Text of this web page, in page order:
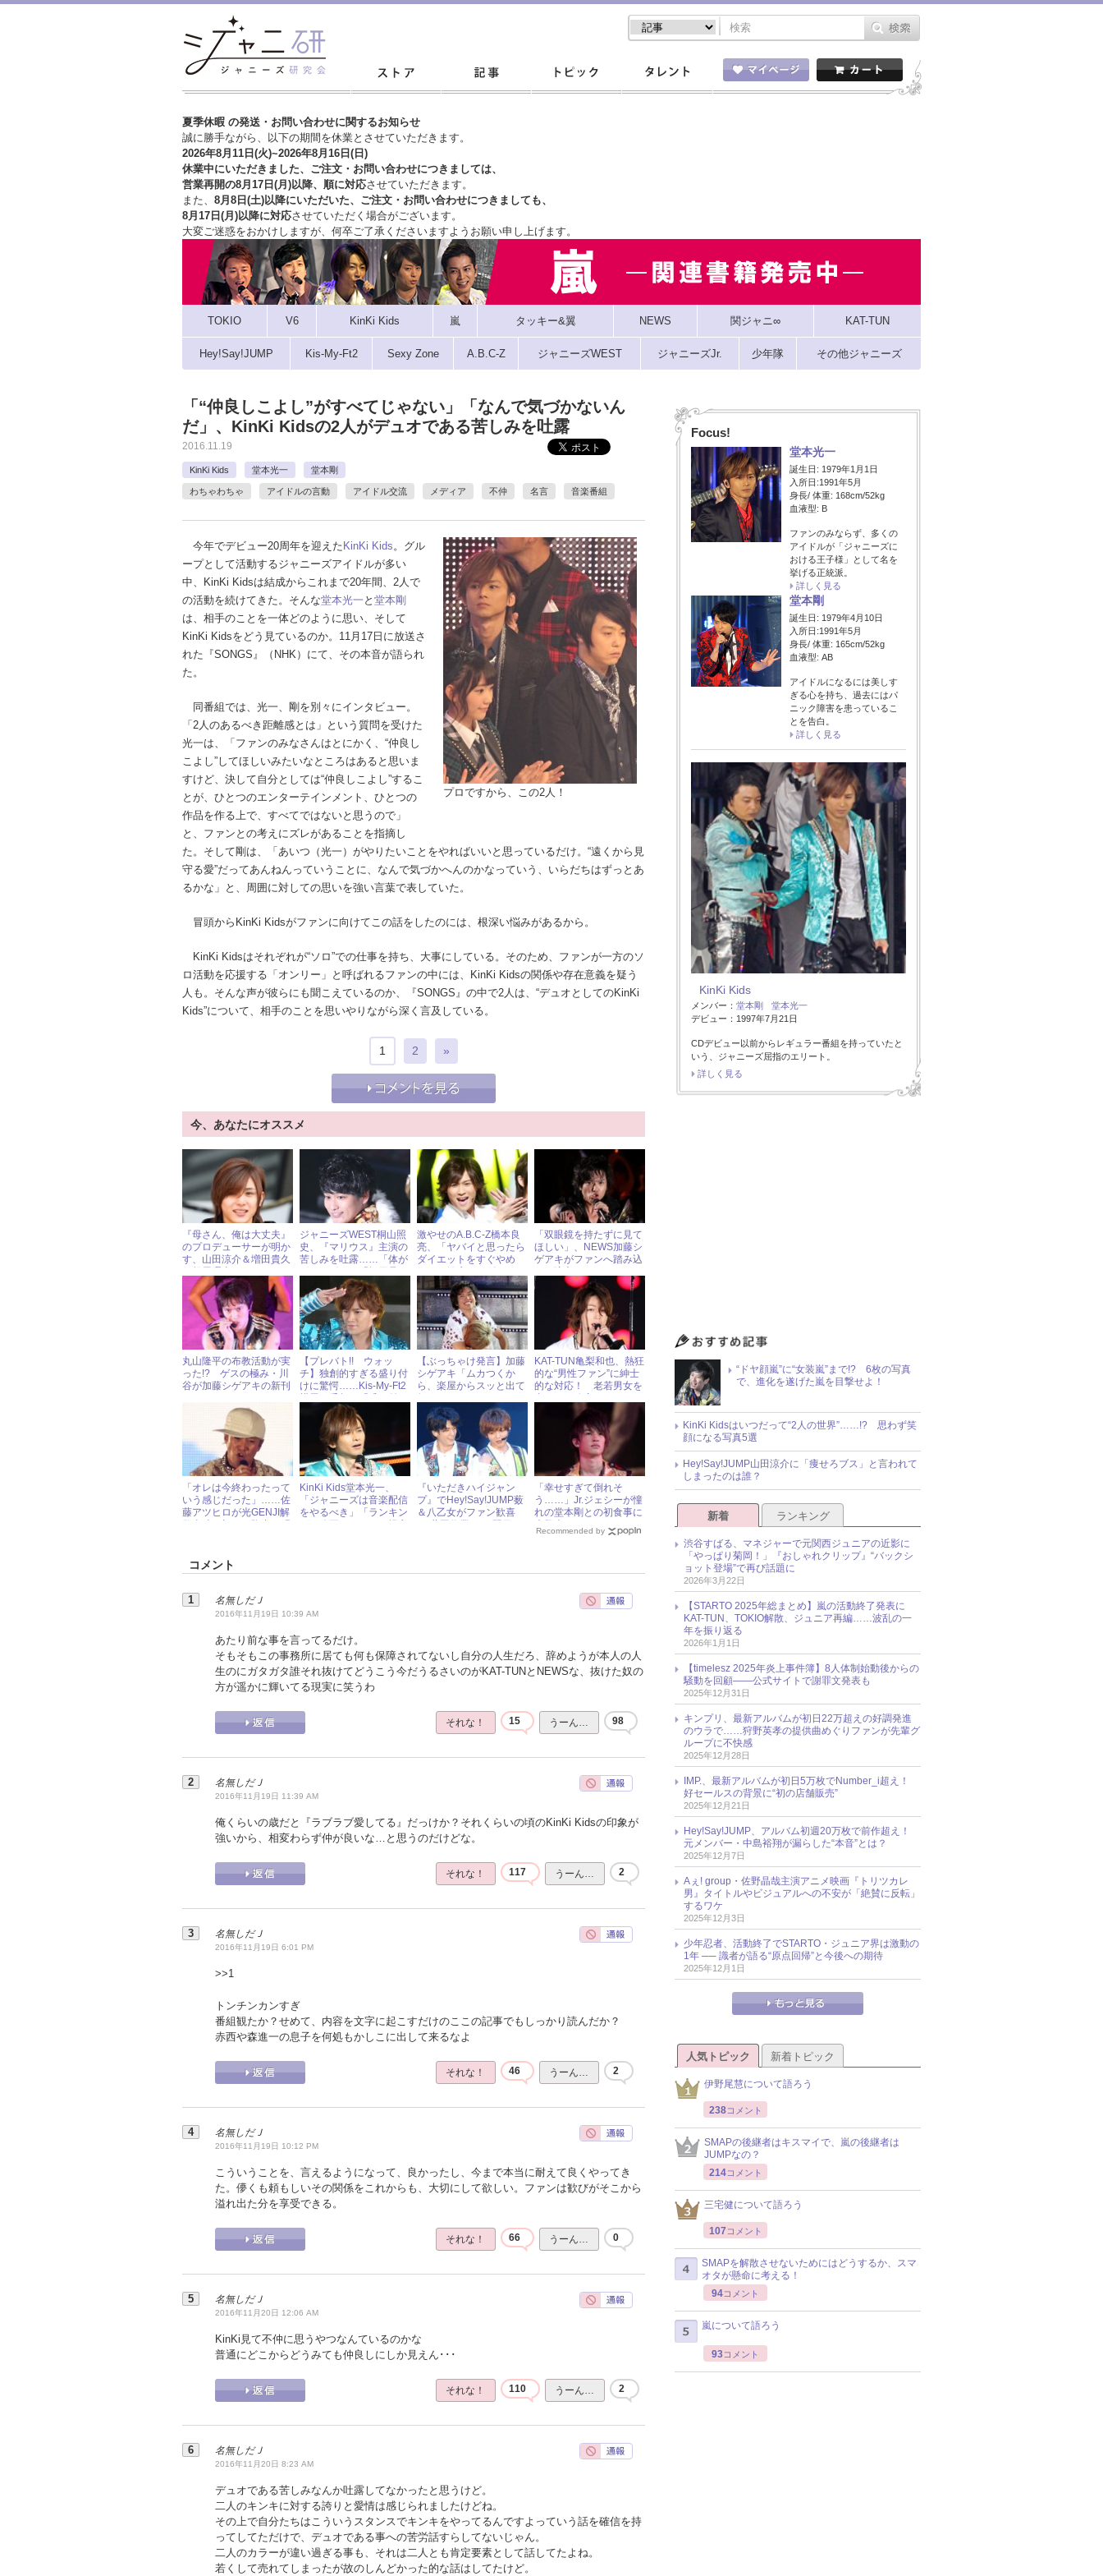
夏季休暇 の発送・お問い合わせに関するお知らせ
誠に勝手ながら、以下の期間を休業とさせていただきます。
2026年8月11日(火)~2026年8月16日(日)
休業中にいただきました、ご注文・お問い合わせにつきましては、
営業再開の8月17日(月)以降、順に対応させていただきます。
また、 8月8日(土)以降にいただいた、ご注文・ お問い合わせにつきましても、
8月17日(月)以降に対応させていただく場合がございます。
大変ご迷惑をおかけしますが、 何卒ご了承くださいますようお願い申し上げます。
TOKIO V6 KinKi Kids 嵐 タッキー&翼 NEWS 関ジャニ∞ KAT-TUN
Hey!Say!JUMP Kis-My-Ft2 Sexy Zone A.B.C-Z ジャニーズWEST ジャニーズJr. 少年隊 その他ジャニーズ
「“仲良しこよし”がすべてじゃない」「なんで気づかないん
だ」、KinKi Kidsの2人がデュオである苦しみを吐露
2016.11.19
KinKi Kids 堂本光一 堂本剛
わちゃわちゃ アイドルの言動 アイドル交流 メディア 不仲 名言 音楽番組
プロですから、この2人！
今年でデビュー20周年を迎えた KinKi Kids。グル
ープとして活動するジャニーズアイドルが多い
中、KinKi Kidsは結成からこれまで20年間、2人で
の活動を続けてきた。そんな堂本光一 と 堂本剛
は、相手のことを一体どのように思い、そして
KinKi Kidsをどう見ているのか。11月17日に放送さ
れた『SONGS』（NHK）にて、その本音が語られ
た。
同番組では、光一、剛を別々にインタビュー。
「2人のあるべき距離感とは」という質問を受けた
光一は、「ファンのみなさんはとにかく、“仲良し
こよし”してほしいみたいなところはあると思いま
すけど、決して自分としては“仲良しこよし”するこ
とが、ひとつのエンターテインメント、ひとつの
作品を作る上で、すべてではないと思うので」
と、ファンとの考えにズレがあることを指摘し
た。そして剛は、「あいつ（光一）がやりたいことをやればいいと思っているだけ。“遠くから見
守る愛”だってあんねんっていうことに、なんで気づかへんのかなっていう、いらだちはずっとあ
るかな」と、周囲に対しての思いを強い言葉で表していた。
冒頭からKinKi Kidsがファンに向けてこの話をしたのには、根深い悩みがあるから。
KinKi Kidsはそれぞれが“ソロ”での仕事を持ち、大事にしている。そのため、ファンが一方のソ
ロ活動を応援する「オンリー」と呼ばれるファンの中には、KinKi Kidsの関係や存在意義を疑う
人も。そんな声が彼らにも聞こえているのか、『SONGS』の中で2人は、“デュオとしてのKinKi
Kids”について、相手のことを思いやりながら深く言及している。
1 2 »
今、あなたにオススメ
『母さん、俺は大丈夫』
のプロデューサーが明か
す、山田涼介＆増田貴久
ジャニーズWEST桐山照
史、『マリウス』主演の
苦しみを吐露……「体が
激やせのA.B.C-Z橋本良
亮、「ヤバイと思ったら
ダイエットをすぐやめ
「双眼鏡を持たずに見て
ほしい」、NEWS加藤シ
ゲアキがファンへ踏み込
丸山隆平の布教活動が実
った!? ゲスの極み・川
谷が加藤シゲアキの新刊
【プレバト!! ウォッ
チ】独創的すぎる盛り付
けに驚愕……Kis-My-Ft2
け」の調子はイマイチ!?
【ぶっちゃけ発言】加藤
シゲアキ「ムカつくか
ら、楽屋からスッと出て
KAT-TUN亀梨和也、熱狂
的な“男性ファン”に紳士
的な対応！ 老若男女を
「オレは今終わったって
いう感じだった」……佐
藤アツヒロが光GENJI解
KinKi Kids堂本光一、
「ジャニーズは音楽配信
をやるべき」「ランキン
『いただきハイジャン
プ』でHey!Say!JUMP薮
＆八乙女がファン歓喜
「幸せすぎて倒れそ
う……」Jr.ジェシーが憧
れの堂本剛との初食事に
Recommended by
コメント
名無しだＪ
2016年11月19日 10:39 AM
あたり前な事を言ってるだけ。
そもそもこの事務所に居ても何も保障されてないし自分の人生だろ、辞めようが本人の人
生のにガタガタ誰それ抜けてどうこう今だうるさいのがKAT-TUNとNEWSな、抜けた奴の
方が遥かに輝いてる現実に笑うわ
それな！ 15 うーん… 98
名無しだＪ
2016年11月19日 11:39 AM
俺くらいの歳だと『ラブラブ愛してる』だっけか？それくらいの頃のKinKi Kidsの印象が
強いから、相変わらず仲が良いな…と思うのだけどな。
それな！ 117 うーん… 2
名無しだＪ
2016年11月19日 6:01 PM
>>1
トンチンカンすぎ
番組観たか？せめて、内容を文字に起こすだけのここの記事でもしっかり読んだか？
赤西や森進一の息子を何処もかしこに出して来るなよ
それな！ 46 うーん… 2
名無しだＪ
2016年11月19日 10:12 PM
こういうことを、言えるようになって、良かったし、今まで本当に耐えて良くやってき
た。儚くも頼もしいその関係をこれからも、大切にして欲しい。ファンは歓びがそこから
溢れ出た分を享受できる。
それな！ 66 うーん… 0
名無しだＪ
2016年11月20日 12:06 AM
KinKi見て不仲に思うやつなんているのかな
普通にどこからどうみても仲良しにしか見えん･･･
それな！ 110 うーん… 2
名無しだＪ
2016年11月20日 8:23 AM
デュオである苦しみなんか吐露してなかったと思うけど。
二人のキンキに対する誇りと愛情は感じられましたけどね。
その上で自分たちはこういうスタンスでキンキをやってるんですよっていう話を確信を持
ってしてただけで、デュオである事への苦労話すらしてないじゃん。
二人のカラーが違い過ぎる事も、それは二人とも肯定要素として話してたよね。
若くして売れてしまったが故のしんどかった的な話はしてたけど。
Focus!
堂本光一
誕生日: 1979年1月1日
入所日:1991年5月
身長/ 体重: 168cm/52kg
血液型: B
ファンのみならず、多くの
アイドルが「ジャニーズに
おける王子様」として名を
挙げる正統派。
詳しく見る
堂本剛
誕生日: 1979年4月10日
入所日:1991年5月
身長/ 体重: 165cm/52kg
血液型: AB
アイドルになるには美しす
ぎる心を持ち、過去にはパ
ニック障害を患っているこ
とを告白。
詳しく見る
KinKi Kids
メンバー： 堂本剛
堂本光一
デビュー：1997年7月21日
CDデビュー以前からレギュラー番組を持っていたと
いう、ジャニーズ屈指のエリート。
詳しく見る
“ドヤ顔嵐”に“女装嵐”まで!? 6枚の写真
で、進化を遂げた嵐を目撃せよ！
KinKi Kidsはいつだって“2人の世界”……!? 思わず笑
顔になる写真5選
Hey!Say!JUMP山田涼介に「痩せろブス」と言われて
しまったのは誰？
新着 ランキング
渋谷すばる、マネジャーで元関西ジュニアの近影に
「やっぱり菊岡！」『おしゃれクリップ』“バックシ
ョット登場”で再び話題に
2026年3月22日
【STARTO 2025年総まとめ】嵐の活動終了発表に
KAT-TUN、TOKIO解散、ジュニア再編……波乱の一
年を振り返る
2026年1月1日
【timelesz 2025年炎上事件簿】8人体制始動後からの
騒動を回顧――公式サイトで謝罪文発表も
2025年12月31日
キンプリ、最新アルバムが初日22万超えの好調発進
のウラで……狩野英孝の提供曲めぐりファンが先輩グ
ループに不快感
2025年12月28日
IMP.、最新アルバムが初日5万枚でNumber_i超え！
好セールスの背景に“初の店舗販売”
2025年12月21日
Hey!Say!JUMP、アルバム初週20万枚で前作超え！
元メンバー・中島裕翔が漏らした“本音”とは？
2025年12月7日
Aぇ! group・佐野晶哉主演アニメ映画『トリツカレ
男』タイトルやビジュアルへの不安が「絶賛に反転」
するワケ
2025年12月3日
少年忍者、活動終了でSTARTO・ジュニア界は激動の
1年 ── 識者が語る“原点回帰”と今後への期待
2025年12月1日
人気トピック 新着トピック
伊野尾慧について語ろう
238コメント
SMAPの後継者はキスマイで、嵐の後継者は
JUMPなの？
214コメント
三宅健について語ろう
107 コメント
SMAPを解散させないためにはどうするか、スマ
オタが懸命に考える！
94コメント
嵐について語ろう
93コメント